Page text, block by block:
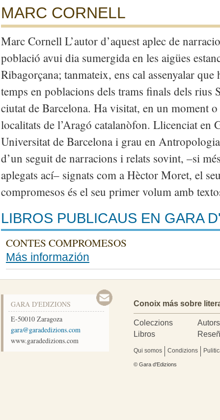
MARC CORNELL
Marc Cornell L’autor d’aquest aplec de
població avui dia sumergida en les aigües
Ribagorçana; tanmateix, ens cal assenyalar
temps en poblacions dels trams finals dels rius
ciutat de Barcelona. Ha visitat, en un moment
localitats de l’Aragó catalanòfon. Llicenciat en
Universitat de Barcelona i grau en
d’un seguit de narracions i relats sovint, –si
aplegats ací– signats com a Hèctor Moret, el
compromesos és el seu primer volum amb
LIBROS PUBLICAUS EN GARA
CONTES COMPROMESOS
Más informazión
GARA D'EDIZIONS
E-50010 Zaragoza
moc.snoizidedarag@arag
www.garadedizions.com
Conoix más sobre
Coleczions
Autors
Libros
Qui somos Condizions
© Gara d'Edizions